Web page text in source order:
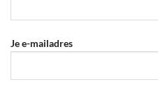
Je e-mailadres